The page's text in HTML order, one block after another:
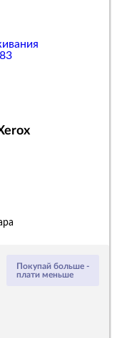
Покупай больше -
плати меньше